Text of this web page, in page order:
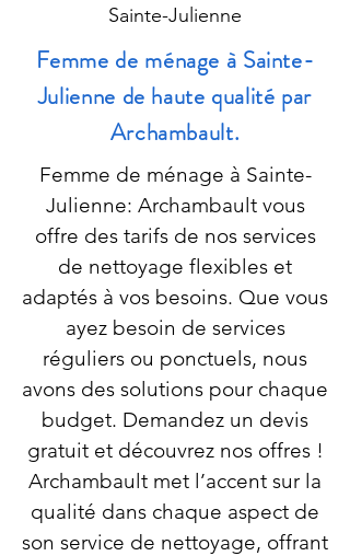
Sainte-Julienne
Femme de ménage à Sainte-
Julienne de haute qualité par
Archambault.
Femme de ménage à Sainte-
Julienne: Archambault vous
offre des tarifs de nos services
de nettoyage flexibles et
adaptés à vos besoins. Que vous
ayez besoin de services
réguliers ou ponctuels, nous
avons des solutions pour chaque
budget. Demandez un devis
gratuit et découvrez nos offres !
Archambault met l’accent sur la
qualité dans chaque aspect de
son service de nettoyage, offrant